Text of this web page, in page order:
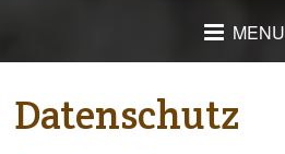
MENU
Datenschutz